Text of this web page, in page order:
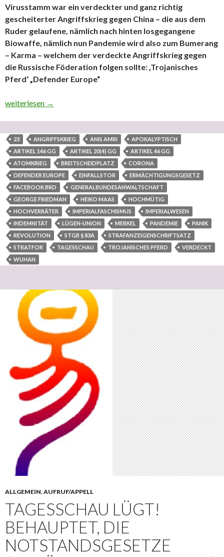
Virusstamm war ein verdeckter und ganz richtig
gescheiterter Angriffskrieg gegen China – die aus dem
Ruder gelaufene, nämlich nach hinten losgegangene
Biowaffe, nämlich nun Pandemie wird also zum Bumerang
– Karma – welchem der verdeckte Angriffskrieg gegen
die Russische Föderation folgen sollte: ‚Trojanisches
Pferd‘ „Defender Europe“
Der vor allem China treffende tödlichere Corona-Virusstamm
weiterlesen →
23 ANGRIFFSKRIEG ANIS AMRI
APOKALYPTISCH
ARTIKEL 146 GG
ARTIKEL 20(4) GG
ARTIKEL 46 GG
ATOMKRIEG
BREITSCHEIDPLATZ
CORONA
DEFENDER EUROPE
EINFALLSTOR
ERMÄCHTIGUNGSGESETZ
FACEBOOK BRD
GENERALBUNDESANWALTSCHAFT
GEORGE FRIEDMAN
HEIKO MAAS
HOCHMÜTIG
HOCHVERRÄTER
IMPERIALFASCHISMUS
IMPERIALWESEN
INDEMNITÄT
LÜGEN-UNION MERKEL PANDEMIE
PANIK
REVOLUTION
STGB § 83A
STRAFANZEIGENSCHRIFTSATZ
STRATFOR
TAGESSCHAU TROJANISCHES PFERD
VERDECKT
WUHAN
ALLGEMEIN, AUFRUF/APPELL
TAGESSCHAU LÜGT!
BEHAUPTET, DIE
NOTSTANDSGESETZE